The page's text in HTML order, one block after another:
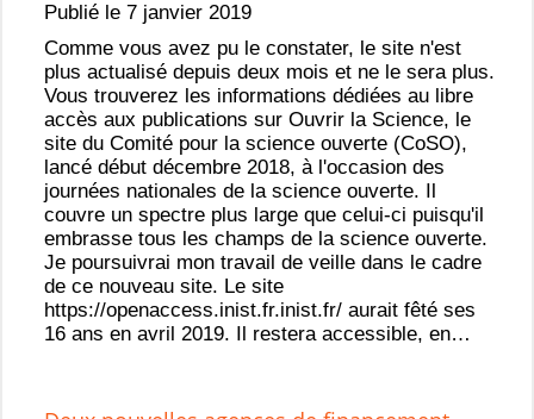
Publié le 7 janvier 2019
Comme vous avez pu le constater, le site n'est
plus actualisé depuis deux mois et ne le sera plus.
Vous trouverez les informations dédiées au libre
accès aux publications sur Ouvrir la Science, le
site du Comité pour la science ouverte (CoSO),
lancé début décembre 2018, à l'occasion des
journées nationales de la science ouverte. Il
couvre un spectre plus large que celui-ci puisqu'il
embrasse tous les champs de la science ouverte.
Je poursuivrai mon travail de veille dans le cadre
de ce nouveau site. Le site
https://openaccess.inist.fr.inist.fr/ aurait fêté ses
16 ans en avril 2019. Il restera accessible, en…